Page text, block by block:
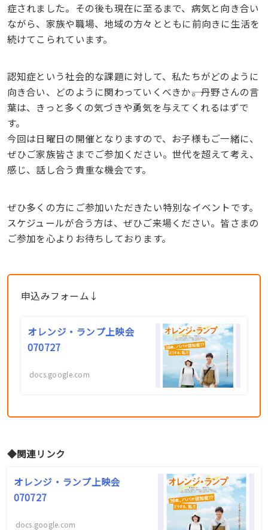
症されました。その後も現在に至るまで、病気と向き合い
ながら、家族や職場、地域の方々とともに前向きに生活を
続けてこられています。
認知症という社会的な課題に対して、私たちがどのように
向き合い、どのように関わっていくべきか――。丹野さんの言
葉は、きっと多くの気づきや勇気を与えてくれるはずで
す。
今回は日曜日の開催となりますので、お子様もご一緒に、
ぜひご家族皆さまでご参加ください。世代を超えて考え、
感じ、話し合う貴重な機会です。
ぜひ多くの方にご参加いただきたい特別なイベントです。
スケジュールが合う方は、ぜひご来場ください。皆さまの
ご参加を心よりお待ちしております。
申込みフォーム↓
オレンジ・ランプ上映会
070727
docs.google.com
◆関連リンク
オレンジ・ランプ上映会
070727
docs.google.com